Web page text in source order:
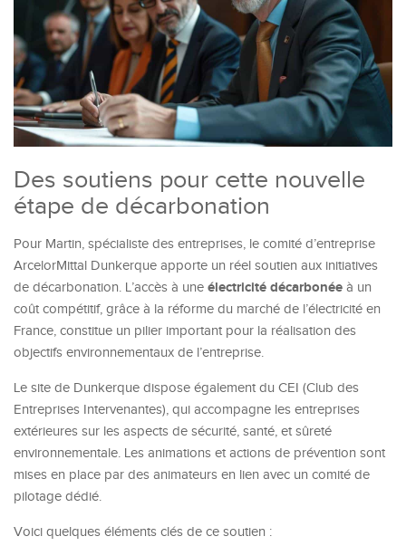
Des soutiens pour cette nouvelle
étape de décarbonation
Pour Martin, spécialiste des entreprises, le comité d’entreprise
ArcelorMittal Dunkerque apporte un réel soutien aux initiatives
de décarbonation. L’accès à une électricité décarbonée à un
coût compétitif, grâce à la réforme du marché de l’électricité en
France, constitue un pilier important pour la réalisation des
objectifs environnementaux de l’entreprise.
Le site de Dunkerque dispose également du CEI (Club des
Entreprises Intervenantes), qui accompagne les entreprises
extérieures sur les aspects de sécurité, santé, et sûreté
environnementale. Les animations et actions de prévention sont
mises en place par des animateurs en lien avec un comité de
pilotage dédié.
Voici quelques éléments clés de ce soutien :